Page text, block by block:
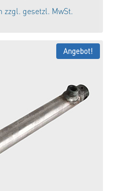
war:
71,24 €
zzgl. gesetzl. MwSt.
Angebot!